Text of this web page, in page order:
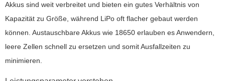
Akkus sind weit verbreitet und bieten ein gutes Verhältnis von
Kapazität zu Größe, während LiPo oft flacher gebaut werden
können. Austauschbare Akkus wie 18650 erlauben es Anwendern,
leere Zellen schnell zu ersetzen und somit Ausfallzeiten zu
minimieren.